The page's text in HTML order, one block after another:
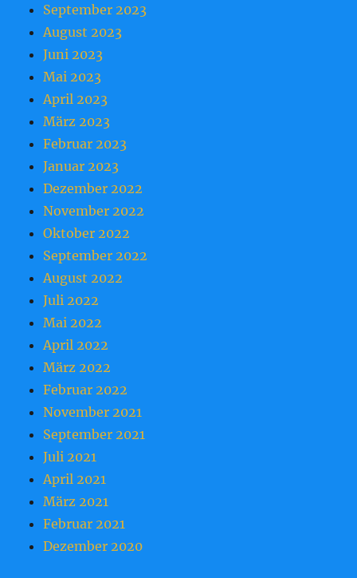
September 2023
August 2023
Juni 2023
Mai 2023
April 2023
März 2023
Februar 2023
Januar 2023
Dezember 2022
November 2022
Oktober 2022
September 2022
August 2022
Juli 2022
Mai 2022
April 2022
März 2022
Februar 2022
November 2021
September 2021
Juli 2021
April 2021
März 2021
Februar 2021
Dezember 2020